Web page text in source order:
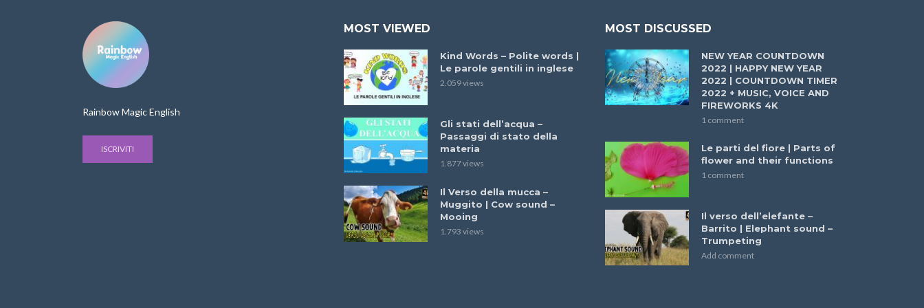
Rainbow Magic English
ISCRIVITI
MOST VIEWED
Kind Words – Polite words |
Le parole gentili in inglese
2.059 views
Gli stati dell’acqua –
Passaggi di stato della
materia
1.877 views
Il Verso della mucca –
Muggito | Cow sound –
Mooing
1.793 views
MOST DISCUSSED
NEW YEAR COUNTDOWN
2022 | HAPPY NEW YEAR
2022 | COUNTDOWN TIMER
2022 + MUSIC, VOICE AND
FIREWORKS 4K
1 comment
Le parti del fiore | Parts of
flower and their functions
1 comment
Il verso dell’elefante –
Barrito | Elephant sound –
Trumpeting
Add comment